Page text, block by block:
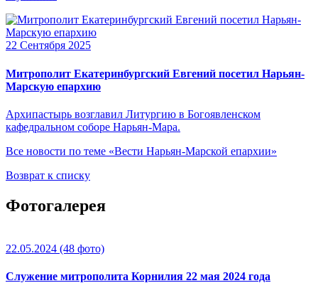
22 Сентября 2025
Митрополит Екатеринбургский Евгений посетил Нарьян-
Марскую епархию
Архипастырь возглавил Литургию в Богоявленском
кафедральном соборе Нарьян-Мара.
Все новости по теме «Вести Нарьян-Марской епархии»
Возврат к списку
Фотогалерея
22.05.2024 (48 фото)
Служение митрополита Корнилия 22 мая 2024 года